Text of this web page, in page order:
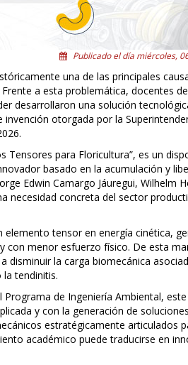
Publicado el día miércoles,
una de las principales
a esta problemática, docentes
desarrollaron una solución
otorgada por la
para Floricultura”, es un
basado en la acumulación y
Edwin Camargo Jáuregui, Wilhelm
necesidad concreta del sector
tensor en energía cinética,
con menor esfuerzo físico. De esta
disminuir la carga biomecánica
tendinitis.
de Ingeniería Ambiental,
y con la generación de
estratégicamente articulados
académico puede traducirse en